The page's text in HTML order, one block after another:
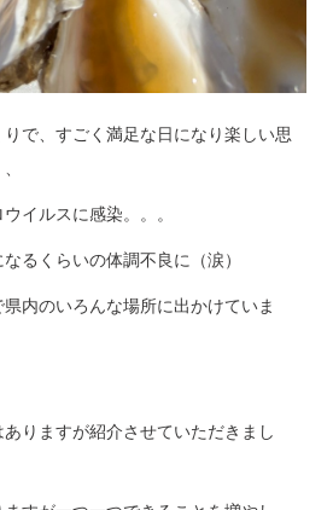
で、すごく満足な日になり楽しい思
イルスに感染。。。
るくらいの体調不良に（涙）
内のいろんな場所に出かけていま
りますが紹介させていただきまし